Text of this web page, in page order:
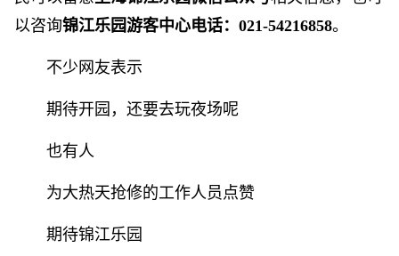
以咨询锦江乐园游客中心电话：021-54216858。
不少网友表示
期待开园，还要去玩夜场呢
也有人
为大热天抢修的工作人员点赞
期待锦江乐园